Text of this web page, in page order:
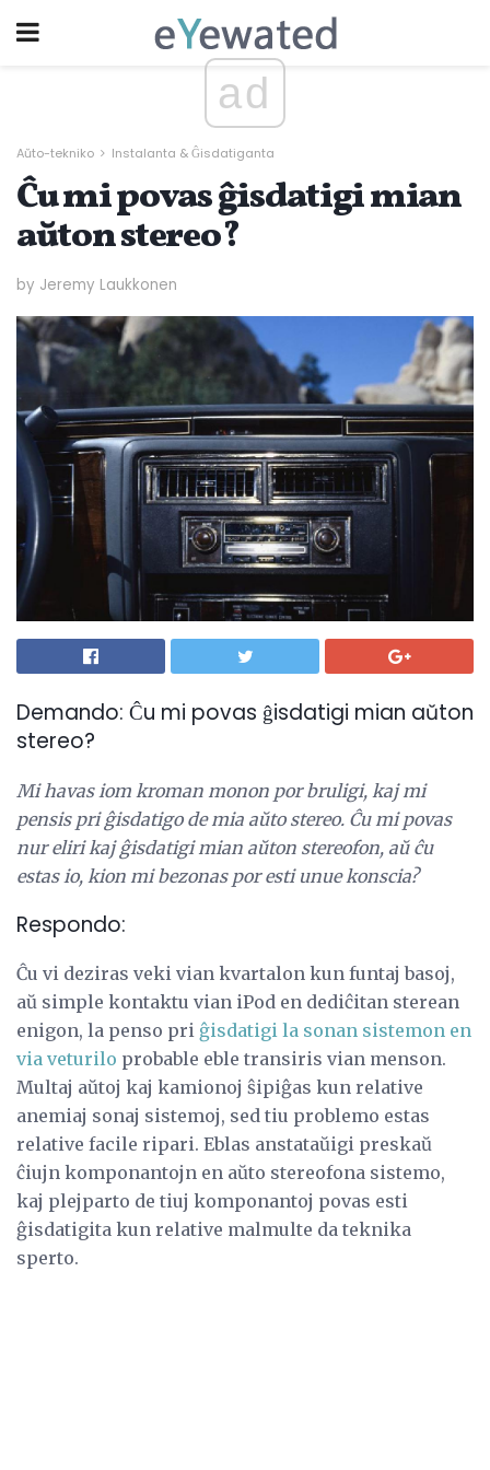
ad
Aŭto-tekniko Instalanta & Ĝisdatiganta
Ĉu mi povas ĝisdatigi mian
aŭton stereo?
by Jeremy Laukkonen
Demando: Ĉu mi povas ĝisdatigi mian aŭton
stereo?
Mi havas iom kroman monon por bruligi, kaj mi
pensis pri ĝisdatigo de mia aŭto stereo. Ĉu mi povas
nur eliri kaj ĝisdatigi mian aŭton stereofon, aŭ ĉu
estas io, kion mi bezonas por esti unue konscia?
Respondo:
Ĉu vi deziras veki vian kvartalon kun funtaj basoj,
aŭ simple kontaktu vian iPod en dediĉitan sterean
enigon, la penso pri ĝisdatigi la sonan sistemon en
via veturilo probable eble transiris vian menson.
Multaj aŭtoj kaj kamionoj ŝipiĝas kun relative
anemiaj sonaj sistemoj, sed tiu problemo estas
relative facile ripari. Eblas anstataŭigi preskaŭ
ĉiujn komponantojn en aŭto stereofona sistemo,
kaj plejparto de tiuj komponantoj povas esti
ĝisdatigita kun relative malmulte da teknika
sperto.